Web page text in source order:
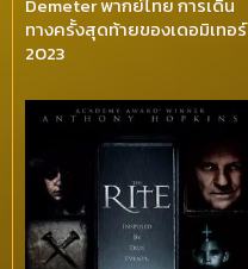
Demeter พากย์ไทย การเดิน
ทางครั้งสุดท้ายของเดอมิเทอร์
2023